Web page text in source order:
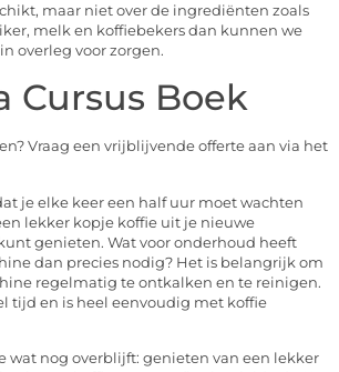
maar niet over de ingrediënten zoals
melk en koffiebekers dan kunnen we
overleg voor zorgen.
Cursus Boek
Vraag een vrijblijvende offerte aan via het
je elke keer een half uur moet wachten
lekker kopje koffie uit je nieuwe
genieten. Wat voor onderhoud heeft
dan precies nodig? Het is belangrijk om
regelmatig te ontkalken en te reinigen.
tijd en is heel eenvoudig met koffie
wat nog overblijft: genieten van een lekker